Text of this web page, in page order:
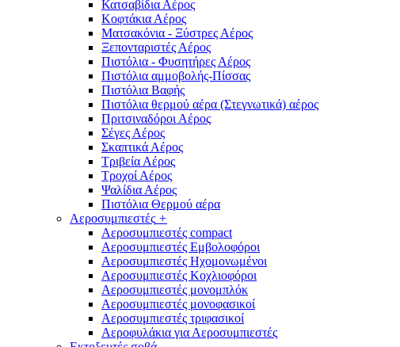
Κατσαβίδια Αέρος
Κοφτάκια Αέρος
Ματσακόνια - Ξύστρες Αέρος
Ξεπονταριστές Αέρος
Πιστόλια - Φυσητήρες Αέρος
Πιστόλια αμμοβολής-Πίσσας
Πιστόλια Βαφής
Πιστόλια θερμού αέρα (Στεγνωτικά) αέρος
Πριτσιναδόροι Αέρος
Σέγες Αέρος
Σκαπτικά Αέρος
Τριβεία Αέρος
Τροχοί Αέρος
Ψαλίδια Αέρος
Πιστόλια Θερμού αέρα
Αεροσυμπιεστές +
Αεροσυμπιεστές compact
Αεροσυμπιεστές Εμβολοφόροι
Αεροσυμπιεστές Ηχομονωμένοι
Αεροσυμπιεστές Κοχλιοφόροι
Αεροσυμπιεστές μονομπλόκ
Αεροσυμπιεστές μονοφασικοί
Αεροσυμπιεστές τριφασικοί
Αεροφυλάκια για Αεροσυμπιεστές